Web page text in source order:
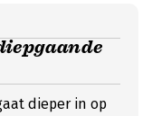
dieper in op